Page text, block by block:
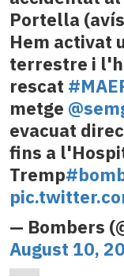
Portella
Hem activat
terrestre i
rescat
metge
evacuat
fins a
Tremp
— Bombers
August 10,